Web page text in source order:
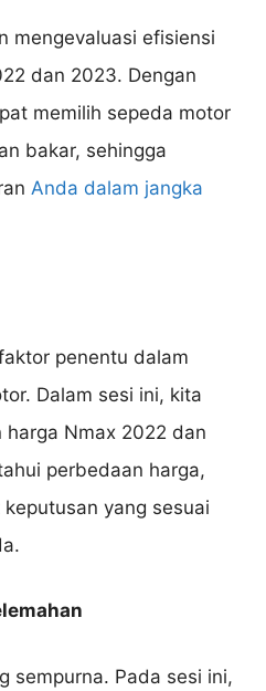
mengevaluasi efisiensi
dan 2023. Dengan
memilih sepeda motor
bakar, sehingga
Anda dalam jangka
penentu dalam
Dalam sesi ini, kita
Nmax 2022 dan
perbedaan harga,
yang sesuai
sempurna. Pada sesi ini,